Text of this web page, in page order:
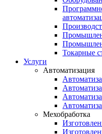
Токарные
Услуги
Автоматизация
Мехобработка